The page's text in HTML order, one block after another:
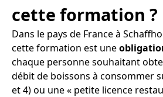
cette formation ?
Dans le pays de France à
cette formation est une
chaque personne souhaitant
débit de boissons à consommer
et 4) ou une « petite licence